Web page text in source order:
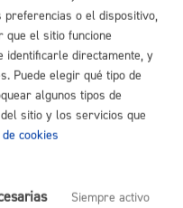
preferencias o el dispositivo,
el sitio funcione
identificarle directamente, y
Puede elegir qué tipo de
algunos tipos de
sitio y los servicios que
cookies
Siempre activo